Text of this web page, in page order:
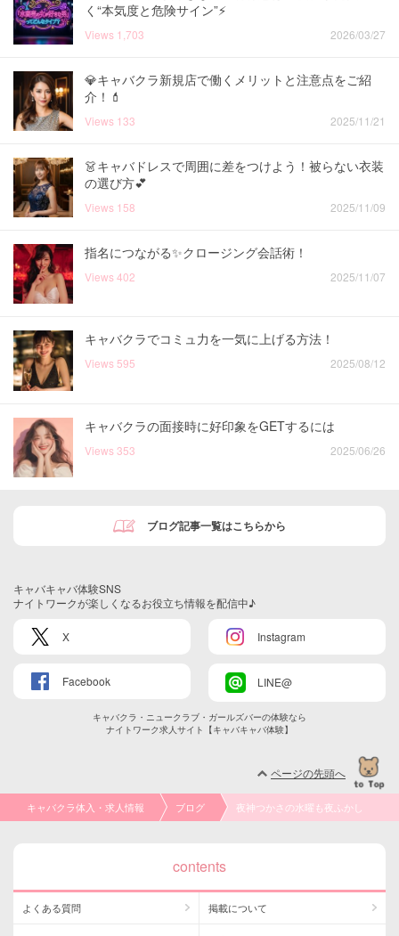
く“本気度と危険サイン”⚡️
Views 1,703 2026/03/27
💎キャバクラ新規店で働くメリットと注意点をご紹
介！💄
Views 133 2025/11/21
👗キャバドレスで周囲に差をつけよう！被らない衣装
の選び方💕
Views 158 2025/11/09
指名につながる✨クロージング会話術！
Views402 2025/11/07
キャバクラでコミュ力を一気に上げる方法！
Views 595 2025/08/12
キャバクラの面接時に好印象をGETするには
Views353 2025/06/26
ブログ記事一覧はこちらから
キャバキャバ体験SNS
ナイトワークが楽しくなるお役立ち情報を配信中♪
X Instagram
Facebook LINE@
キャバクラ・ニュークラブ・ガールズバーの体験なら
ナイトワーク求人サイト【キャバキャバ体験】
ページの先頭へ
キャバクラ体入・求人情報 ブログ 夜神つかさの水曜も夜ふかし
contents
よくある質問 掲載について